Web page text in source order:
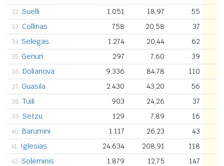
32. Suelli 1.051 18,97 55
33. Collinas 758 20,58 37
34. Selegas 1.274 20,44 62
35. Genuri 297 7,60 39
36. Dolianova 9.336 84,78 110
37. Guasila 2.430 43,20 56
38. Tuili 903 24,26 37
39. Setzu 129 7,89 16
40. Barumini 1.117 26,23 43
41. Iglesias 24.634 208,91 118
42. Soleminis 1.879 12,75 147